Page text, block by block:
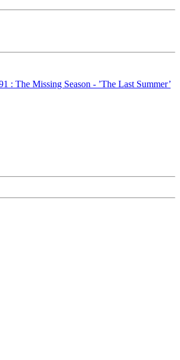
: The Missing Season - ’The Last Summer’